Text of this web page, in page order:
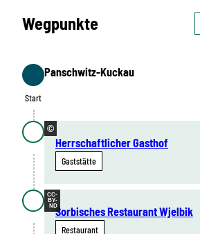
Wegpunkte
Start
Start
Panschwitz-Kuckau
©
Herrschaftlicher Gasthof
Gaststätte
CC-
BY-
NDSorbisches Restaurant Wjelbik
Restaurant